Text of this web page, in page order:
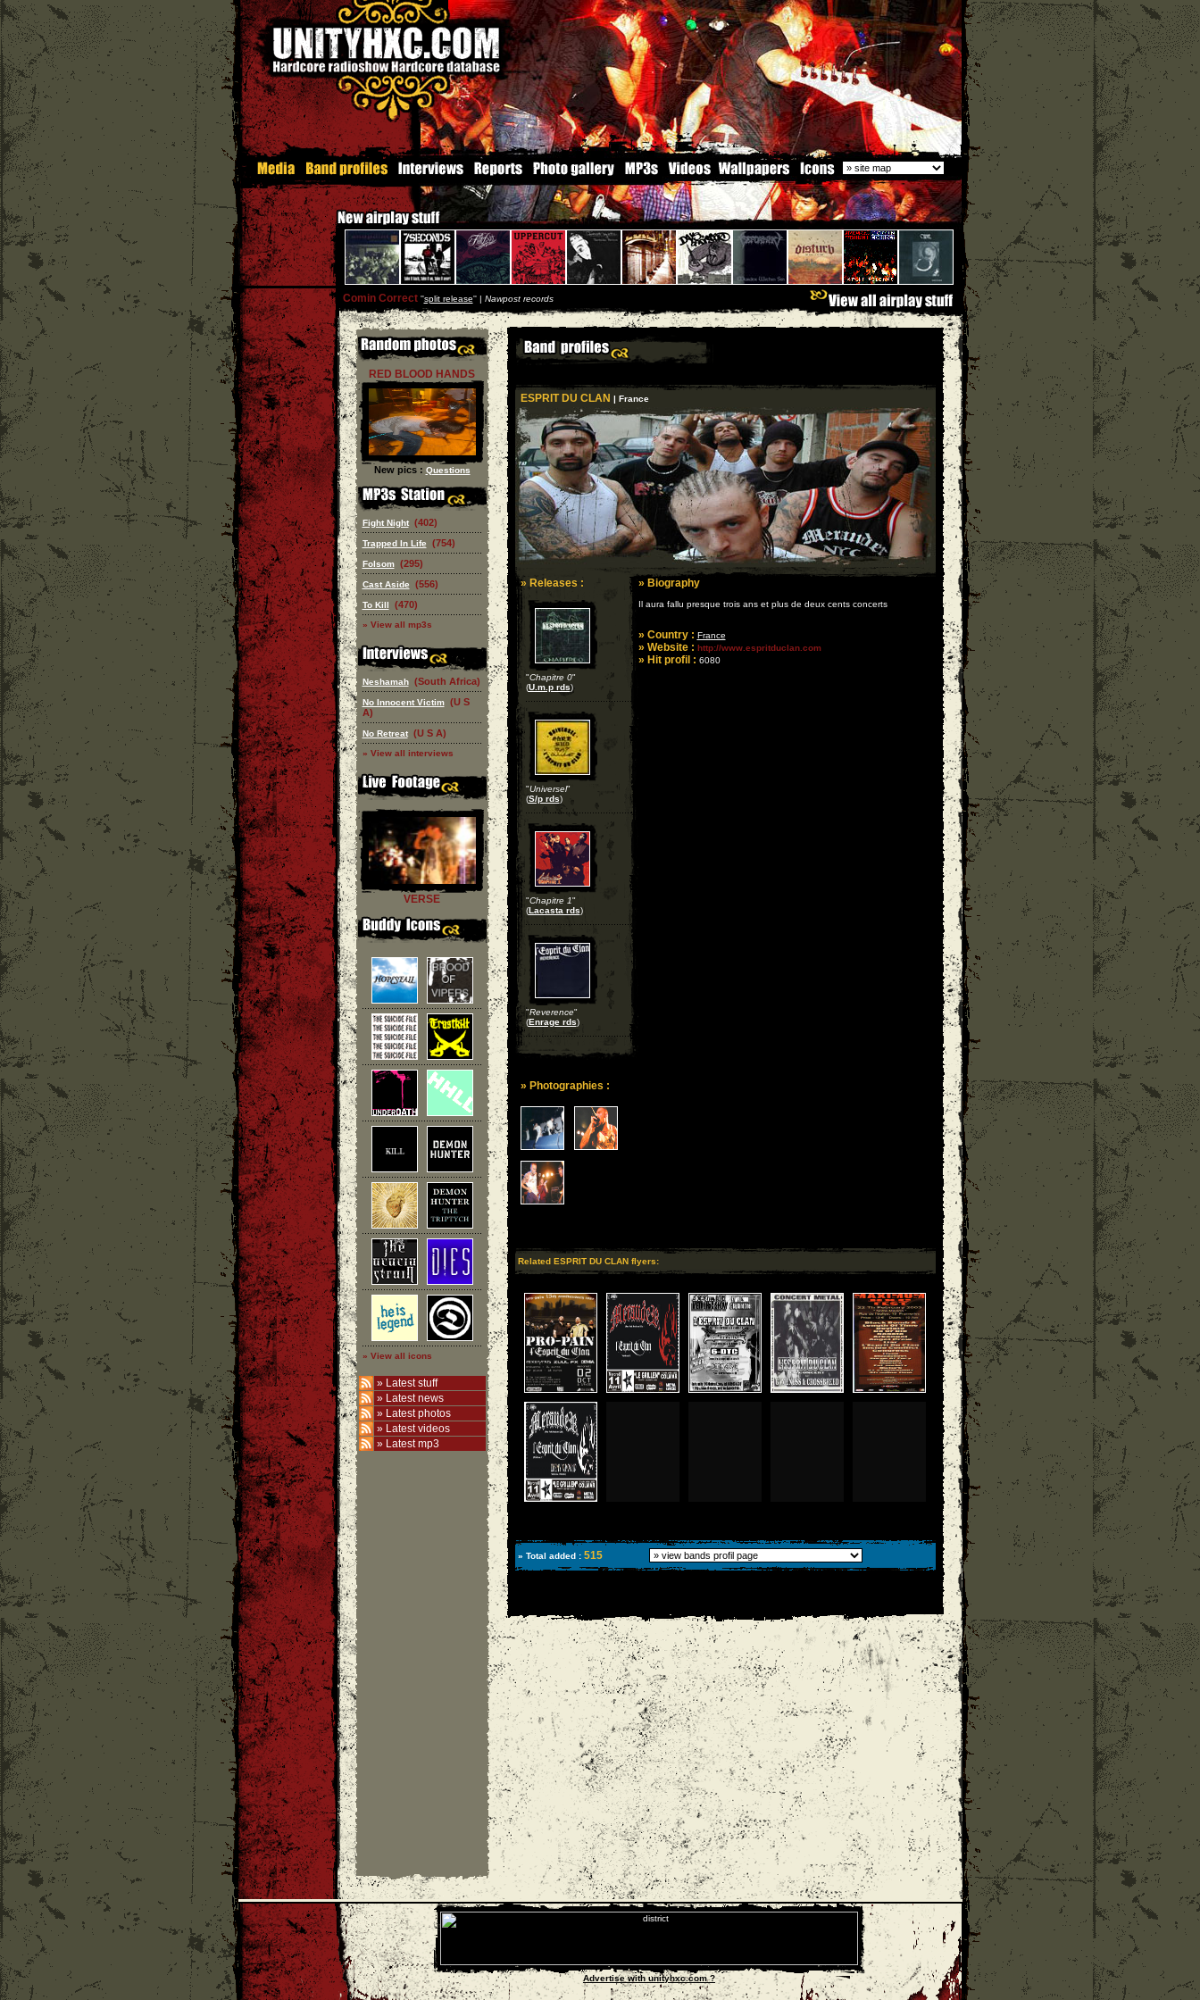
Comin Correct''split release'' | Nawpost records
RED BLOOD HANDS
New pics : Questions
Fight Night (402)
Trapped In Life (754)
Folsom (295)
Cast Aside (556)
To Kill (470)
» View all mp3s
Neshamah (South Africa)
No Innocent Victim (U S
A)
No Retreat (U S A)
» View all interviews
VERSE
» View all icons
» Latest stuff
» Latest news
» Latest photos
» Latest videos
» Latest mp3
ESPRIT DU CLAN | France
» Releases :
"Chapitre 0"
(U.m.p rds)
"Universel"
(S/p rds)
"Chapitre 1"
(Lacasta rds)
"Reverence"
(Enrage rds)
» Photographies :
» Biography
Il aura fallu presque trois ans et plus de deux cents concerts
» Country : France
» Website : http://www.espritduclan.com
» Hit profil : 6080
Related ESPRIT DU CLAN flyers:
» Total added : 515
Advertise with unityhxc.com ?